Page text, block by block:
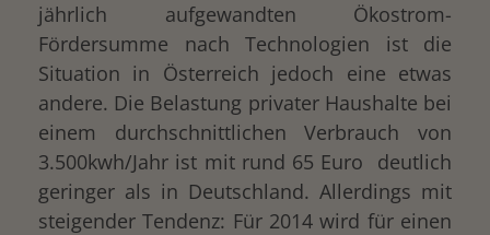
jährlich aufgewandten Ökostrom-
Fördersumme nach Technologien ist die
Situation in Österreich jedoch eine etwas
andere. Die Belastung privater Haushalte bei
einem durchschnittlichen Verbrauch von
3.500kwh/Jahr ist mit rund 65 Euro deutlich
geringer als in Deutschland. Allerdings mit
steigender Tendenz: Für 2014 wird für einen